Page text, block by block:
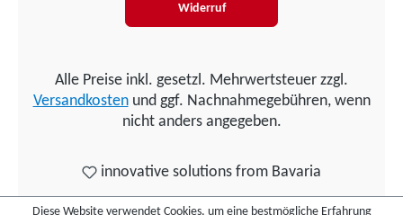
Widerruf
Alle Preise inkl. gesetzl. Mehrwertsteuer zzgl.
Versandkostenund ggf. Nachnahmegebühren, wenn
nicht anders angegeben.
innovative solutions from Bavaria
Diese Website verwendet Cookies, um eine bestmögliche Erfahrung